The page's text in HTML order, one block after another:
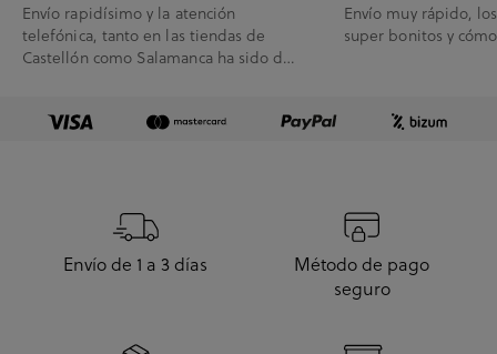
Envío rapidísimo y la atención
telefónica, tanto en las tiendas de
Castellón como Salamanca ha sido de
Envío muy rápido,
super bonitos y
Envío de 1 a 3 días
Método de pago
seguro